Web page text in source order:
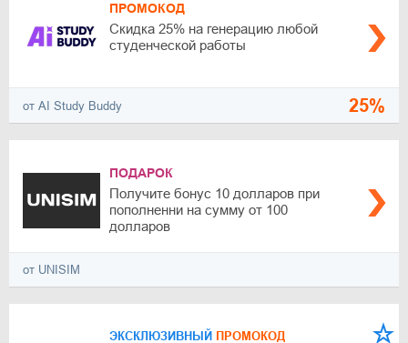
ПРОМОКОД
Скидка 25% на генерацию любой
студенческой работы
от AI Study Buddy 25%
ПОДАРОК
Получите бонус 10 долларов при
пополненни на сумму от 100
долларов
от UNISIM
ЭКСКЛЮЗИВНЫЙ ПРОМОКОД